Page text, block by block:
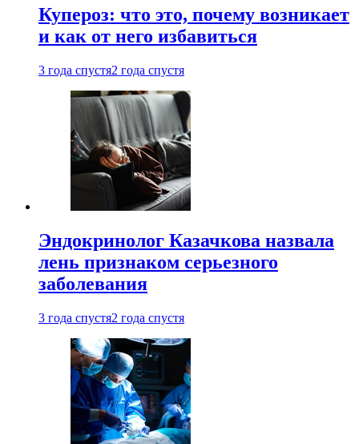
Купероз: что это, почему возникает
и как от него избавиться
3 года спустя2 года спустя
Эндокринолог Казачкова назвала
лень признаком серьезного
заболевания
3 года спустя2 года спустя